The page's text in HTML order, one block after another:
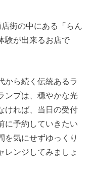
街の中にある「らん
験が出来るお店で
から続く伝統あるラ
ンプは、穏やかな光
ければ、当日の受付
に予約していきたい
を気にせずゆっくり
レンジしてみましょ